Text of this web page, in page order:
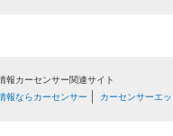
報カーセンサー関連サイト
報ならカーセンサー
カーセンサーエ